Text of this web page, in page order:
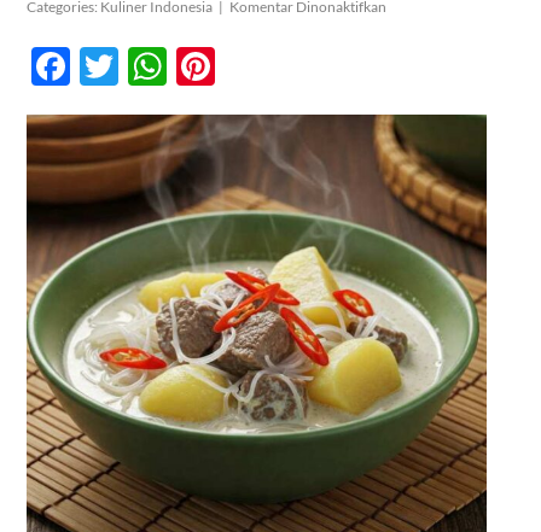
Produk
Kontak
Categories: Kuliner Indonesia | Komentar Dinonaktifkan
Hidangan
Lezat
dari
Tepian
Sungai
Musi
Facebook
TwitterWhatsApp